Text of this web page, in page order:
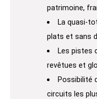
patrimoine,
La quasi-
plats et sans
Les pistes
revêtues et
Possibilité
circuits les